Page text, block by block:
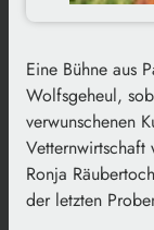
Eine Bühne aus
Wolfsgeheul,
verwunschenen
Vetternwirtschaft
Ronja
der letzten